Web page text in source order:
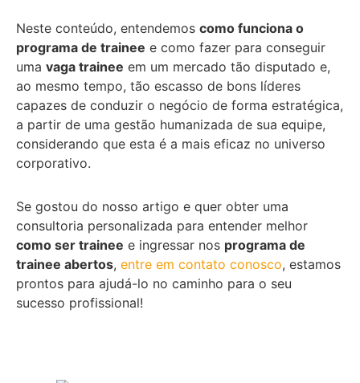
Neste conteúdo, entendemos como funciona o
programa de trainee e como fazer para conseguir
uma vaga trainee em um mercado tão disputado e,
ao mesmo tempo, tão escasso de bons líderes
capazes de conduzir o negócio de forma estratégica,
a partir de uma gestão humanizada de sua equipe,
considerando que esta é a mais eficaz no universo
corporativo.
Se gostou do nosso artigo e quer obter uma
consultoria personalizada para entender melhor
como ser trainee e ingressar nos programa de
trainee abertos, entre em contato conosco, estamos
prontos para ajudá-lo no caminho para o seu
sucesso profissional!